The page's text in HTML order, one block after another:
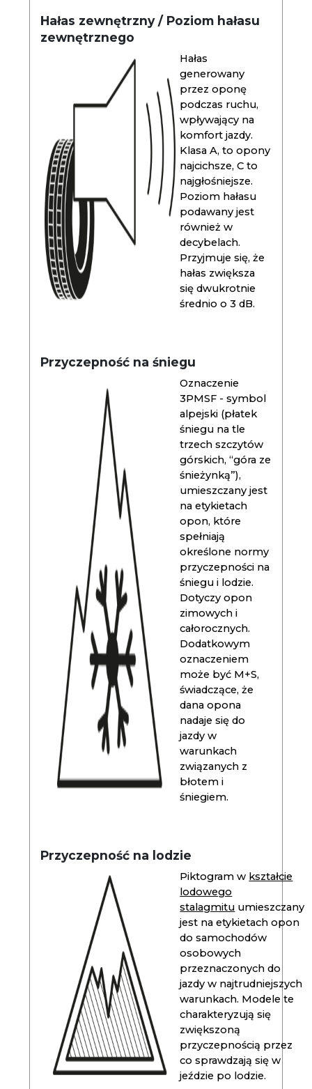
Hałas zewnętrzny / Poziom hałasu
zewnętrznego
Hałas
generowany
przez oponę
podczas ruchu,
wpływający na
komfort jazdy.
Klasa A, to opony
najcichsze, C to
najgłośniejsze.
Poziom hałasu
podawany jest
również w
decybelach.
Przyjmuje się, że
hałas zwiększa
się dwukrotnie
średnio o 3 dB.
Przyczepność na śniegu
Oznaczenie
3PMSF - symbol
alpejski (płatek
śniegu na tle
trzech szczytów
górskich, “góra ze
śnieżynką”),
umieszczany jest
na etykietach
opon, które
spełniają
określone normy
przyczepności na
śniegu i lodzie.
Dotyczy opon
zimowych i
całorocznych.
Dodatkowym
oznaczeniem
może być M+S,
świadczące, że
dana opona
nadaje się do
jazdy w
warunkach
związanych z
błotem i
śniegiem.
Przyczepność na lodzie
Piktogram w kształcie
lodowego
stalagmitu umieszczany
jest na etykietach opon
do samochodów
osobowych
przeznaczonych do
jazdy w najtrudniejszych
warunkach. Modele te
charakteryzują się
zwiększoną
przyczepnością przez
co sprawdzają się w
jeździe po lodzie.